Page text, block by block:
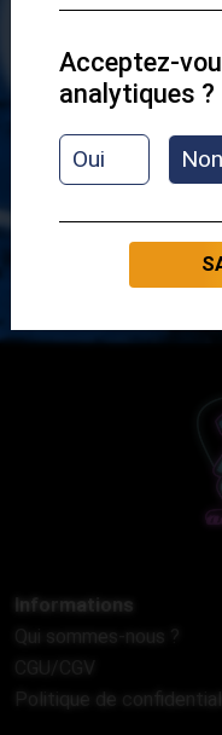
Oui Non
Acceptez-
analytiques ?
Informations
Qui sommes-nous ?
CGU/CGV
Politique de